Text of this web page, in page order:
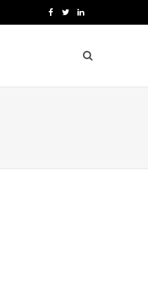
e
T
t
L
n
k